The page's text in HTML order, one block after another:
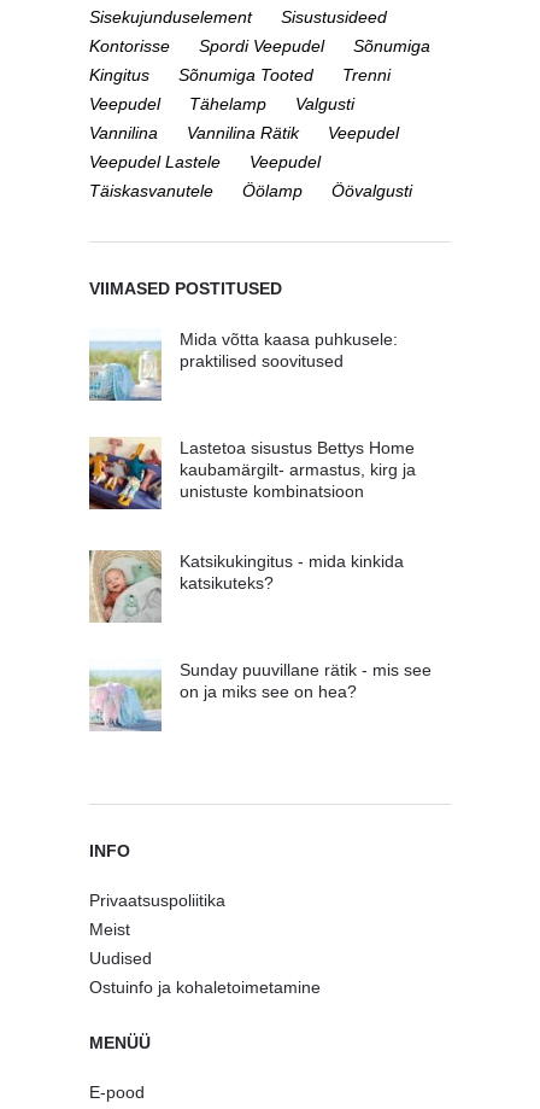
Sisekujunduselement
Sisustusideed
Kontorisse
Spordi Veepudel
Sõnumiga
Kingitus
Sõnumiga Tooted
Trenni
Veepudel
Tähelamp
Valgusti
Vannilina
Vannilina Rätik
Veepudel
Veepudel Lastele
Veepudel
Täiskasvanutele
Öölamp Öövalgusti
VIIMASED POSTITUSED
Mida võtta kaasa puhkusele:
praktilised soovitused
Lastetoa sisustus Bettys Home
kaubamärgilt- armastus, kirg ja
unistuste kombinatsioon
Katsikukingitus - mida kinkida
katsikuteks?
Sunday puuvillane rätik - mis see
on ja miks see on hea?
INFO
Privaatsuspoliitika
Meist
Uudised
Ostuinfo ja kohaletoimetamine
MENÜÜ
E-pood